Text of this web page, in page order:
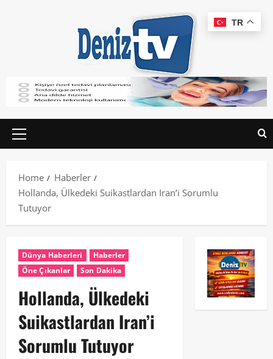
Home
Haberler
Hollanda, Ülkedeki Suikastlardan Iran’i Sorumlu
Tutuyor
Dünya Haberleri
Haberler
Öne Çıkanlar
Son Dakika
Hollanda, Ülkedeki
Suikastlardan Iran’i
Sorumlu Tutuyor
TR